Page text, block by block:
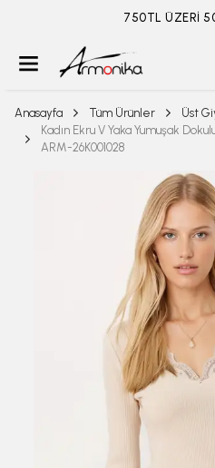
ÜYELİKSİZ SİPARİŞ
Anasayfa Tüm Ürünler Üst
Kadın Ekru V Yaka Yumuşak
ARM-26K001028